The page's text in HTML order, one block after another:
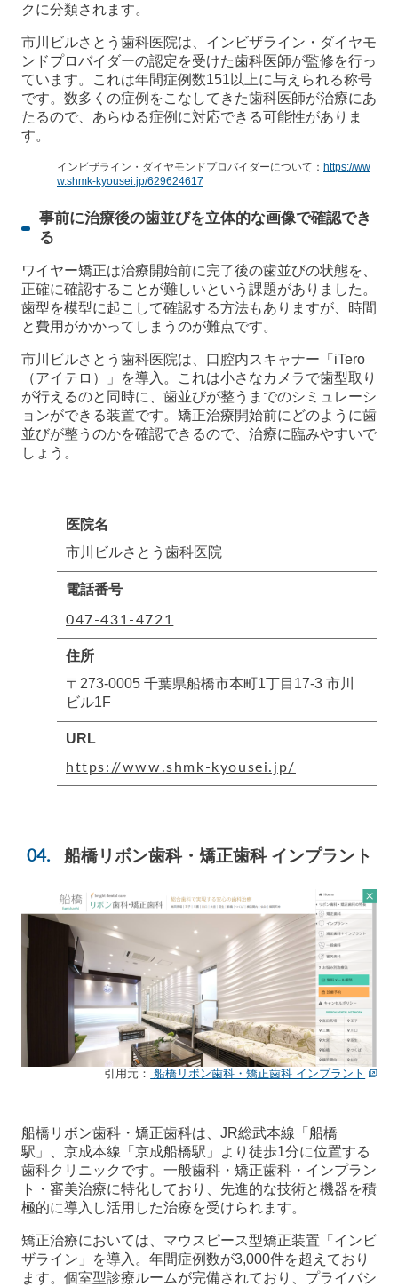
クに分類されます。
市川ビルさとう歯科医院は、インビザライン・ダイヤモ
ンドプロバイダーの認定を受けた歯科医師が監修を行っ
ています。これは年間症例数151以上に与えられる称号
です。数多くの症例をこなしてきた歯科医師が治療にあ
たるので、あらゆる症例に対応できる可能性がありま
す。
インビザライン・ダイヤモンドプロバイダーについて： https://ww
w.shmk-kyousei.jp/629624617
事前に治療後の歯並びを立体的な画像で確認でき
る
ワイヤー矯正は治療開始前に完了後の歯並びの状態を、
正確に確認することが難しいという課題がありました。
歯型を模型に起こして確認する方法もありますが、時間
と費用がかかってしまうのが難点です。
市川ビルさとう歯科医院は、口腔内スキャナー「iTero
（アイテロ）」を導入。これは小さなカメラで歯型取り
が行えるのと同時に、歯並びが整うまでのシミュレーシ
ョンができる装置です。矯正治療開始前にどのように歯
並びが整うのかを確認できるので、治療に臨みやすいで
しょう。
医院名
市川ビルさとう歯科医院
電話番号
047-431-4721
住所
〒273-0005 千葉県船橋市本町1丁目17-3 市川
ビル1F
URL
https://www.shmk-kyousei.jp/
船橋リボン歯科・矯正歯科 インプラント
引用元： 船橋リボン歯科・矯正歯科 インプラント
船橋リボン歯科・矯正歯科は、JR総武本線「船橋
駅」、京成本線「京成船橋駅」より徒歩1分に位置する
歯科クリニックです。一般歯科・矯正歯科・インプラン
ト・審美治療に特化しており、先進的な技術と機器を積
極的に導入し活用した治療を受けられます。
矯正治療においては、マウスピース型矯正装置「インビ
ザライン」を導入。年間症例数が3,000件を超えており
ます。個室型診療ルームが完備されており、プライバシ